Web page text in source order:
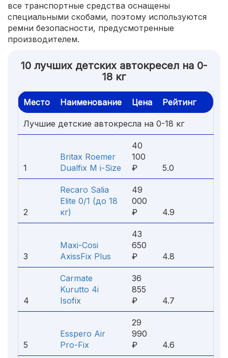
все транспортные средства оснащены
специальными скобами, поэтому используются
ремни безопасности, предусмотренные
производителем.
10 лучших детских автокресел на 0-
18 кг
Место Наименование Цена Рейтинг
Лучшие детские автокресла на 0-18 кг
1
Britax Roemer
Dualfix M i-Size
40
100
₽
5.0
2
Recaro Salia
Elite 0/1 (до 18
кг)
49
000
₽
4.9
3
Maxi-Cosi
AxissFix Plus
43
650
₽
4.8
4
Carmate
Kurutto 4i
Isofix
36
855
₽
4.7
5
Esspero Air
Pro-Fix
29
990
₽
4.6